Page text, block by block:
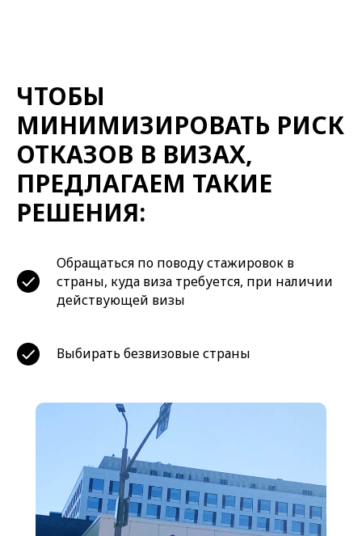
ЧТОБЫ
МИНИМИЗИРОВАТЬ РИСК
ОТКАЗОВ В ВИЗАХ,
ПРЕДЛАГАЕМ ТАКИЕ
РЕШЕНИЯ:
Обращаться по поводу стажировок в
страны, куда виза требуется, при наличии
действующей визы
Выбирать безвизовые страны